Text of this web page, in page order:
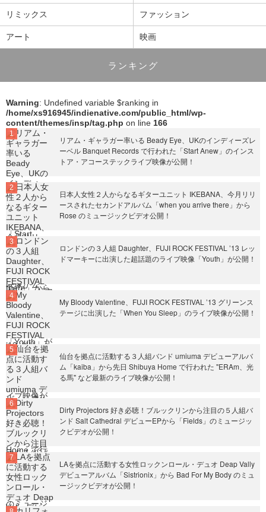
リミックス ファッション
アート 映画
ランキング
Warning: Undefined variable $ranking in
/home/xs916945/indienative.com/public_html/wp-
content/themes/insp/tag.php on line 166
リアム・ギャラガー率いる Beady Eye、UKのインディーズレ
ーベル Banquet Records で行われた「Start Anew」のインス
トア・アコーステックライブ映像が公開！
日本人女性２人からなるギターユニット IKEBANA、今月リリ
ースされたセカンドアルバム「when you arrive there」から
Rose のミュージックビデオ公開！
ロンドンの３人組 Daughter、FUJI ROCK FESTIVAL ’13 レッ
ドマーキーに出演した超話題のライブ映像「Youth」が公開！
My Bloody Valentine、FUJI ROCK FESTIVAL ’13 グリーンス
テージに出演した「When You Sleep」のライブ映像が公開！
仙台を拠点に活動する３人組バンド umiuma デビューアルバ
ム「kaiba」から先日 Shibuya Home で行われた "ERAm、光
る馬" など最新のライブ映像が公開！
Dirty Projectors 好き必聴！ブルックリンから注目の５人組バ
ンド Salt Cathedral デビューEPから「Fields」のミュージッ
クビデオが公開！
LAを拠点に活動する女性ロックンロール・デュオ Deap Vally
デビューアルバム「Sistrionix」から Bad For My Body のミュ
ージックビデオが公開！